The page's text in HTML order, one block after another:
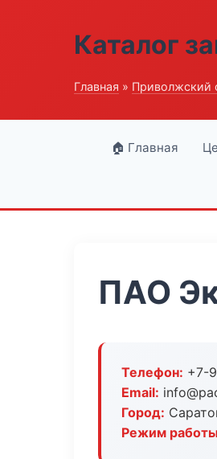
Каталог
Главная » Приволжский
🏠 Главная
ПАО
Телефон: +7-
Email:
Город:
Режим